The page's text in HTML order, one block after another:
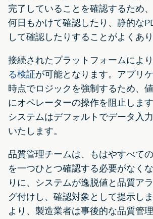
完了していることを確認するため
何日もかけて確認したり、静的な
して確認したりすることがよくあり
接続されたプラットフォームにより
る検証が可能となります。アプリ
時点でロジックを強制するため、
にオペレーターの操作を阻止しま
システムはデフォルトでデータ入
いたします。
品質管理チームは、もはやすべて
を一つひとつ確認する必要がなく
りに、システムが逸脱値と品質ア
グ付けし、確認対象として提示し
より、製造業者は事後的な品質管